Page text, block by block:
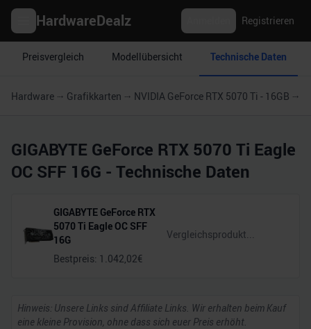
HardwareDealz Registrieren
Preisvergleich Modellübersicht Technische Daten
Hardware Grafikkarten NVIDIA GeForce RTX 5070 Ti - 16GB
GIGABYTE GeForce RTX 5070 Ti Eagle
OC SFF 16G - Technische Daten
GIGABYTE GeForce RTX
5070 Ti Eagle OC SFF
16G
Bestpreis: 1.042,02€
Hinweis: Unsere Links sind Affiliate Links. Wir erhalten beim Kauf
eine kleine Provision, ohne dass sich euer Preis erhöht.